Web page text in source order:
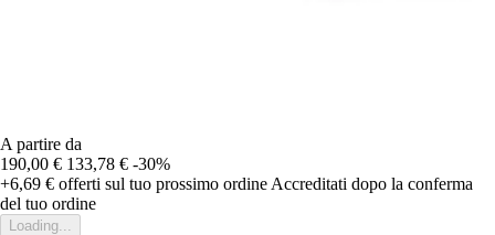
A partire da
190,00 € 133,78 € -30%
+6,69 € offerti sul tuo prossimo ordine Accreditati dopo la conferma
del tuo ordine
Loading...